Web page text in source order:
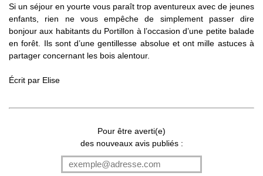
Si un séjour en yourte vous paraît trop aventureux avec de jeunes
enfants, rien ne vous empêche de simplement passer dire
bonjour aux habitants du Portillon à l’occasion d’une petite balade
en forêt. Ils sont d’une gentillesse absolue et ont mille astuces à
partager concernant les bois alentour.
Écrit par Elise
Pour être averti(e)
des nouveaux avis publiés :